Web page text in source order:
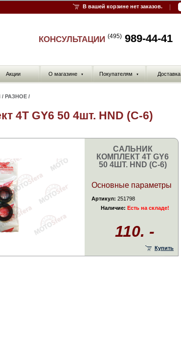
В вашей корзине нет заказов.
КОНСУЛЬТАЦИИ (495) 989-44-41
Акции О магазине ▼ Покупателям ▼ Доставка
/ РАЗНОЕ /
4T GY6 50 4шт. HND (C-6)
САЛЬНИК
КОМПЛЕКТ 4T GY6
50 4ШТ. HND (C-6)
Основные параметры
Артикул: 251798
Наличие: Есть на складе!
110. -
Купить